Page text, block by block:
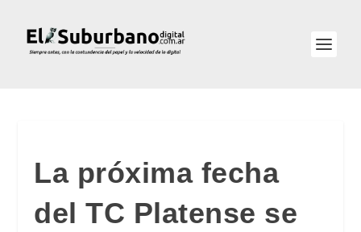
La próxima fecha
del TC Platense se